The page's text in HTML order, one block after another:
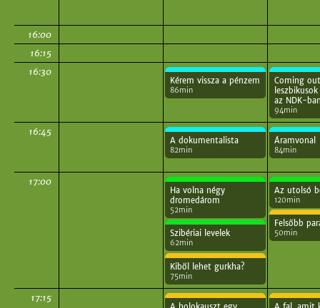
16:00
16:15
16:30
Kérem vissza a pénzem
86min
Coming
az NDK-
94min
16:45
A dokumentalista
82min
Áramvonal
84min
17:00
Ha volna négy
dromedárom
52min
Szibériai levelek
62min
Kiből lehet gurkha?
75min
Az utolsó
120min
Felsőbb
50min
17:15